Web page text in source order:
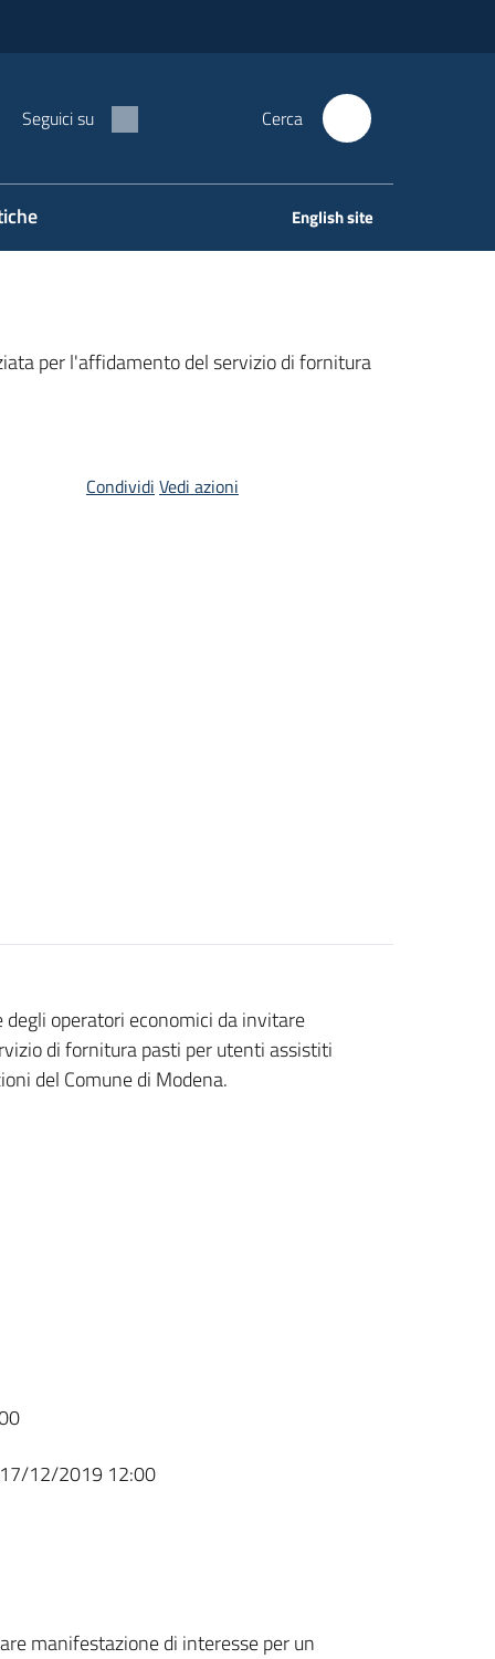
Seguici su Cerca
English site
per l'affidamento del servizio di fornitura
Condividi Vedi azioni
operatori economici da invitare
di fornitura pasti per utenti assistiti
del Comune di Modena.
12/2019 12:00
manifestazione di interesse per un